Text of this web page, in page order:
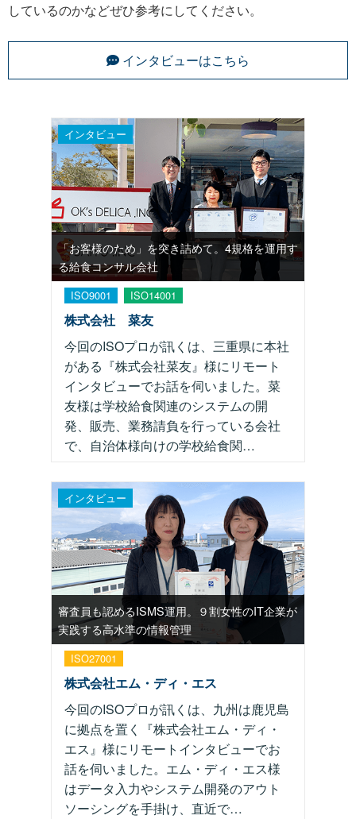
しているのかなどぜひ参考にしてください。
インタビューはこちら
インタビュー
「お客様のため」を突き詰めて。4規格を運用す
る給食コンサル会社
ISO9001 ISO14001
株式会社 菜友
今回のISOプロが訊くは、三重県に本社
がある『株式会社菜友』様にリモート
インタビューでお話を伺いました。菜
友様は学校給食関連のシステムの開
発、販売、業務請負を行っている会社
で、自治体様向けの学校給食関…
インタビュー
審査員も認めるISMS運用。９割女性のIT企業が
実践する高水準の情報管理
ISO27001
株式会社エム・ディ・エス
今回のISOプロが訊くは、九州は鹿児島
に拠点を置く『株式会社エム・ディ・
エス』様にリモートインタビューでお
話を伺いました。エム・ディ・エス様
はデータ入力やシステム開発のアウト
ソーシングを手掛け、直近で…